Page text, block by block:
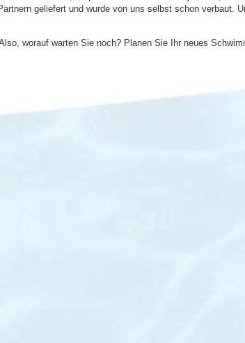
geliefert und wurde von uns selbst schon verbaut.
worauf warten Sie noch? Planen Sie Ihr neues